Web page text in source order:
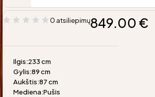
0 atsiliepimų849.00 €
Ilgis:233 cm
Gylis:89 cm
Aukštis:87 cm
Mediena:Pušis